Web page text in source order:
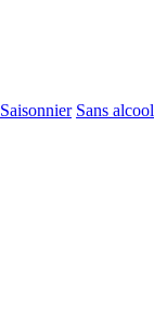
Saisonnier Sans alcool